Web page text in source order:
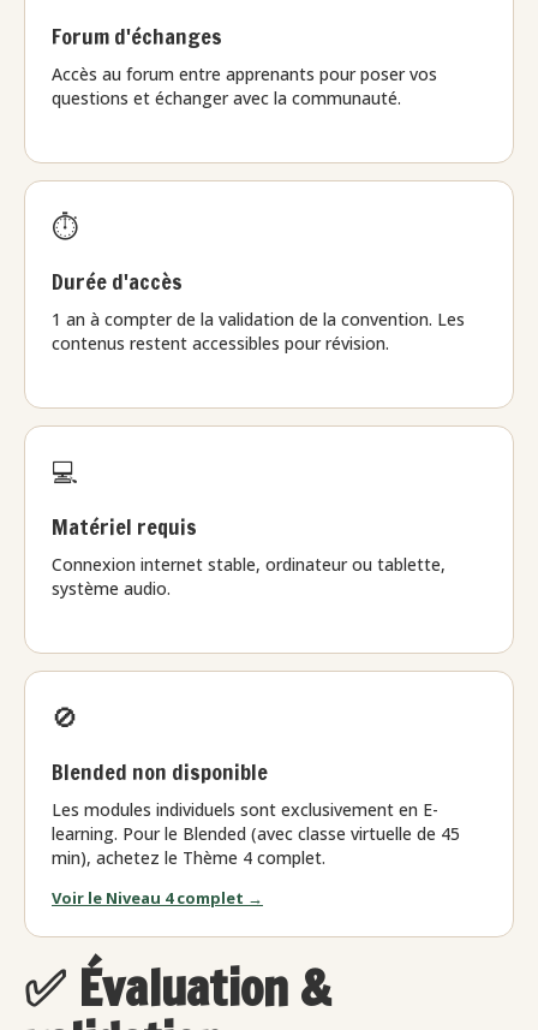
Forum d'échanges
Accès au forum entre apprenants pour poser vos
questions et échanger avec la communauté.
⏱️
Durée d'accès
1 an à compter de la validation de la convention. Les
contenus restent accessibles pour révision.
💻
Matériel requis
Connexion internet stable, ordinateur ou tablette,
système audio.
🚫
Blended non disponible
Les modules individuels sont exclusivement en E-
learning. Pour le Blended (avec classe virtuelle de 45
min), achetez le Thème 4 complet.
Voir le Niveau 4 complet →
✅ Évaluation &